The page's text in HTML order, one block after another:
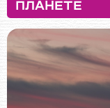
ПЛАНЕТЕ